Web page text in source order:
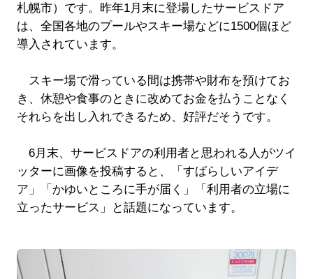
札幌市）です。昨年1月末に登場したサービスドア
は、全国各地のプールやスキー場などに1500個ほど
導入されています。
スキー場で滑っている間は携帯や財布を預けてお
き、休憩や食事のときに改めてお金を払うことなく
それらを出し入れできるため、好評だそうです。
6月末、サービスドアの利用者と思われる人がツイ
ッターに画像を投稿すると、「すばらしいアイデ
ア」「かゆいところに手が届く」「利用者の立場に
立ったサービス」と話題になっています。